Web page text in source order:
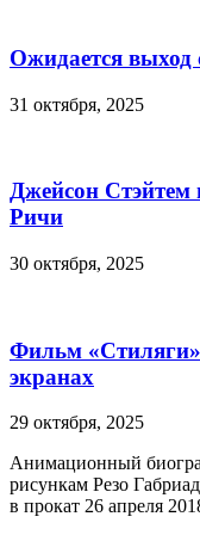
Ожидается выход
31 октября, 2025
Джейсон Стэйтем
Ричи
30 октября, 2025
Фильм
экранах
29 октября, 2025
Анимационный
рисункам Резо
в прокат 26 апреля